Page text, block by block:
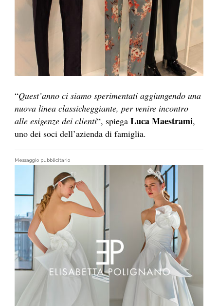
“Quest’anno ci siamo sperimentati aggiungendo una
nuova linea classicheggiante, per venire incontro
alle esigenze dei clienti“, spiega Luca Maestrami,
uno dei soci dell’azienda di famiglia.
Messaggio pubblicitario